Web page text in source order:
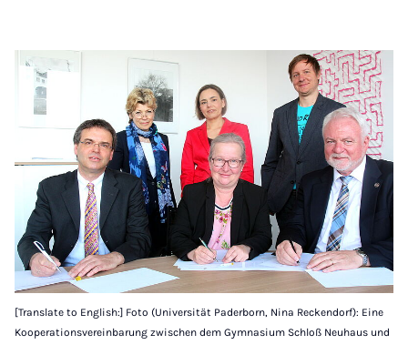
[Translate to English:] Foto (Universität Paderborn, Nina Reckendorf): Eine
Kooperationsvereinbarung zwischen dem Gymnasium Schloß Neuhaus und